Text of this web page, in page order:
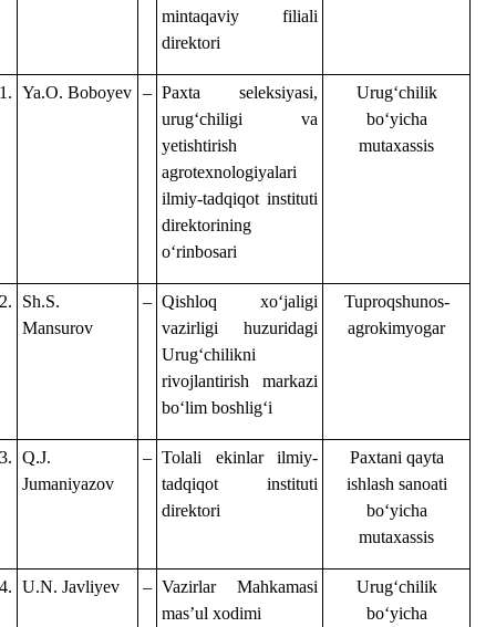
mintaqaviy filiali
direktori
Ya.O. Boboyev – Paxta seleksiyasi,
urugʻchiligi va
yetishtirish
agrotexnologiyalari
ilmiy-tadqiqot instituti
direktorining
oʻrinbosari
Urugʻchilik
boʻyicha
mutaxassis
Sh.S.
Mansurov
– Qishloq xoʻjaligi
vazirligi huzuridagi
Urugʻchilikni
rivojlantirish markazi
boʻlim boshligʻi
Tuproqshunos-
agrokimyogar
Q.J.
Jumaniyazov
– Tolali ekinlar ilmiy-
tadqiqot instituti
direktori
Paxtani qayta
ishlash sanoati
boʻyicha
mutaxassis
U.N. Javliyev – Vazirlar Mahkamasi
masʼul xodimi
Urugʻchilik
boʻyicha